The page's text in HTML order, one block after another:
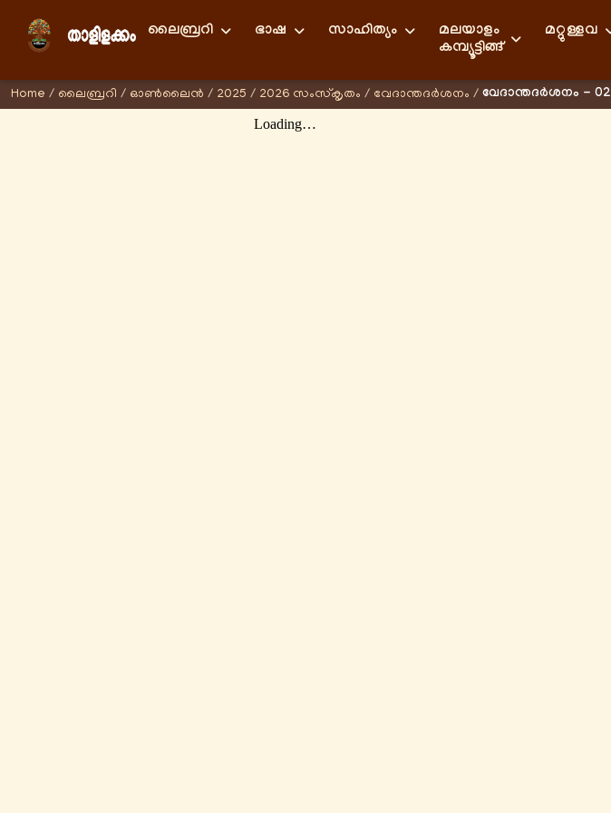
ലൈബ്രറി ഭാഷ സാഹിത്യം
മലയാളം
കമ്പ്യൂട്ടിങ്ങ്
മറ്റുള്ളവ
Home / ലൈബ്രറി / ഓണ്‍ലൈന്‍ / 2025 / 2026 സംസ്കൃതം / വേദാന്തദര്‍ശനം / വേദാന്തദര്‍ശനം - 02